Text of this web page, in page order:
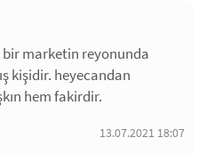
marketin reyonunda
kişidir. heyecandan
hem fakirdir.
13.07.2021 18:07